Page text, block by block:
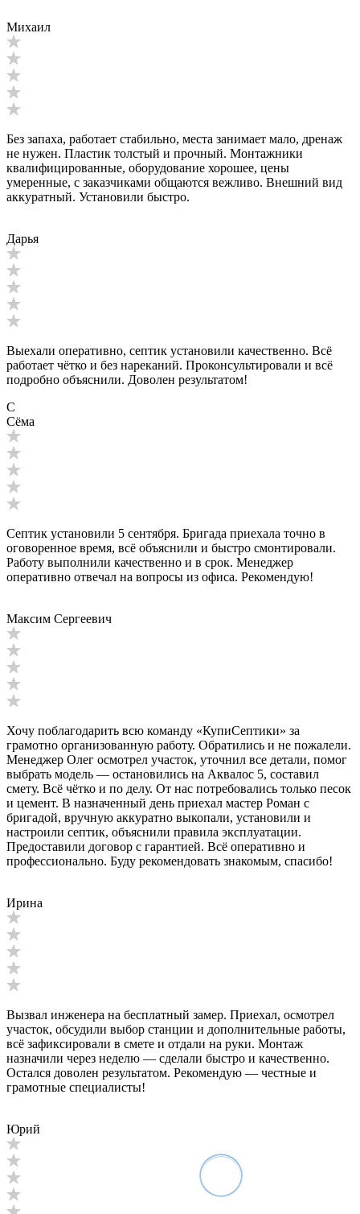
Михаил
Без запаха, работает стабильно, места занимает мало, дренаж
не нужен. Пластик толстый и прочный. Монтажники
квалифицированные, оборудование хорошее, цены
умеренные, с заказчиками общаются вежливо. Внешний вид
аккуратный. Установили быстро.
Дарья
Выехали оперативно, септик установили качественно. Всё
работает чётко и без нареканий. Проконсультировали и всё
подробно объяснили. Доволен результатом!
С
Сёма
Септик установили 5 сентября. Бригада приехала точно в
оговоренное время, всё объяснили и быстро смонтировали.
Работу выполнили качественно и в срок. Менеджер
оперативно отвечал на вопросы из офиса. Рекомендую!
Максим Сергеевич
Хочу поблагодарить всю команду «КупиСептики» за
грамотно организованную работу. Обратились и не пожалели.
Менеджер Олег осмотрел участок, уточнил все детали, помог
выбрать модель — остановились на Аквалос 5, составил
смету. Всё чётко и по делу. От нас потребовались только песок
и цемент. В назначенный день приехал мастер Роман с
бригадой, вручную аккуратно выкопали, установили и
настроили септик, объяснили правила эксплуатации.
Предоставили договор с гарантией. Всё оперативно и
профессионально. Буду рекомендовать знакомым, спасибо!
Ирина
Вызвал инженера на бесплатный замер. Приехал, осмотрел
участок, обсудили выбор станции и дополнительные работы,
всё зафиксировали в смете и отдали на руки. Монтаж
назначили через неделю — сделали быстро и качественно.
Остался доволен результатом. Рекомендую — честные и
грамотные специалисты!
Юрий